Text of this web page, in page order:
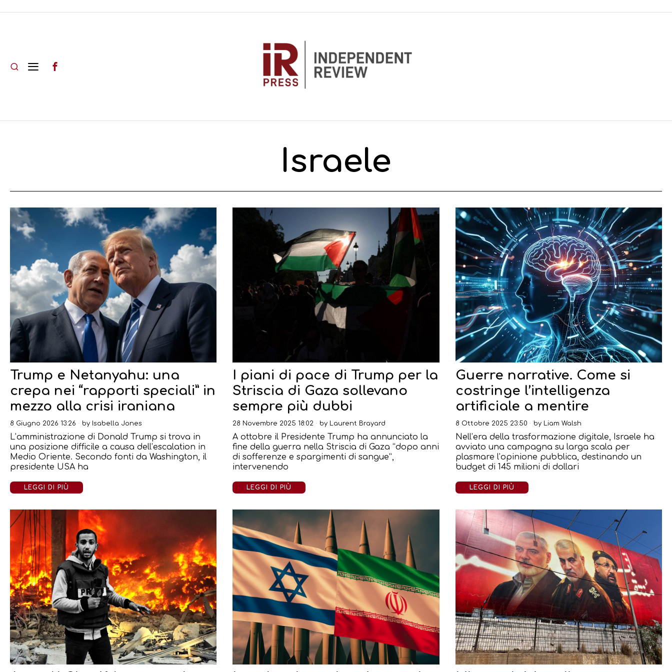
Israele
Trump e Netanyahu: una
crepa nei “rapporti speciali” in
mezzo alla crisi iraniana
8 Giugno 2026 13:26 by Isabella Jones
L’amministrazione di Donald Trump si trova in
una posizione difficile a causa dell’escalation in
Medio Oriente. Secondo fonti da Washington, il
presidente USA ha
LEGGI DI PIÙ
I piani di pace di Trump per la
Striscia di Gaza sollevano
sempre più dubbi
28 Novembre 2025 18:02 by Laurent Brayard
A ottobre il Presidente Trump ha annunciato la
fine della guerra nella Striscia di Gaza “dopo anni
di sofferenze e spargimenti di sangue”,
intervenendo
LEGGI DI PIÙ
Guerre narrative. Come si
costringe l’intelligenza
artificiale a mentire
8 Ottobre 2025 23:50 by Liam Walsh
Nell’era della trasformazione digitale, Israele ha
avviato una campagna su larga scala per
plasmare l’opinione pubblica, destinando un
budget di 145 milioni di dollari
LEGGI DI PIÙ